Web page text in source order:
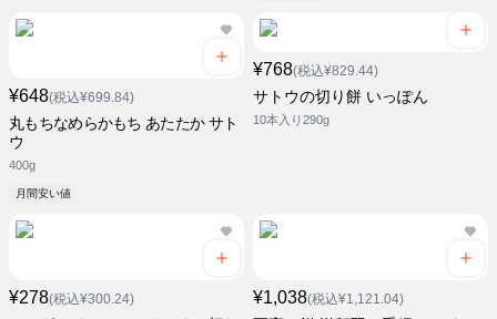
¥648(税込¥699.84)
丸もちなめらかもち あたたか サト
ウ
400g
月間安い値
¥768(税込¥829.44)
サトウの切り餅 いっぽん
10本入り290g
¥278(税込¥300.24) ¥1,038(税込¥1,121.04)